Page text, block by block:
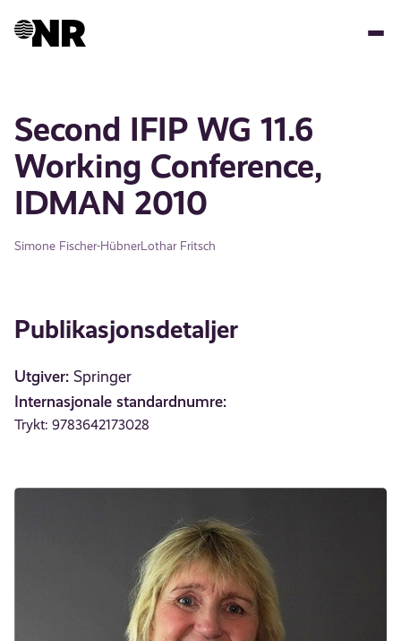
Second IFIP WG 11.6
Working Conference,
IDMAN 2010
Simone Fischer-HübnerLothar Fritsch
Publikasjonsdetaljer
Utgiver: Springer
Internasjonale standardnumre:
Trykt: 9783642173028